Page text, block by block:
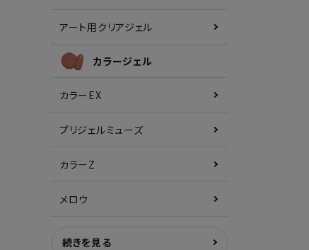
アート用クリアジェル
カラージェル
カラーEX
プリジェルミューズ
カラーZ
メロウ
続きを見る